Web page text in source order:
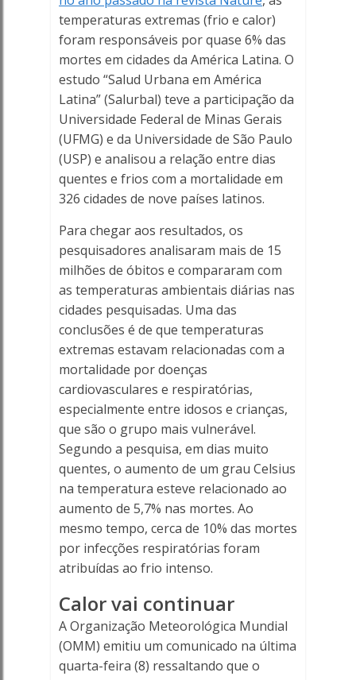
temperaturas extremas (frio e calor)
foram responsáveis por quase 6% das
mortes em cidades da América Latina. O
estudo “Salud Urbana em América
Latina” (Salurbal) teve a participação da
Universidade Federal de Minas Gerais
(UFMG) e da Universidade de São Paulo
(USP) e analisou a relação entre dias
quentes e frios com a mortalidade em
326 cidades de nove países latinos.
Para chegar aos resultados, os
pesquisadores analisaram mais de 15
milhões de óbitos e compararam com
as temperaturas ambientais diárias nas
cidades pesquisadas. Uma das
conclusões é de que temperaturas
extremas estavam relacionadas com a
mortalidade por doenças
cardiovasculares e respiratórias,
especialmente entre idosos e crianças,
que são o grupo mais vulnerável.
Segundo a pesquisa, em dias muito
quentes, o aumento de um grau Celsius
na temperatura esteve relacionado ao
aumento de 5,7% nas mortes. Ao
mesmo tempo, cerca de 10% das mortes
por infecções respiratórias foram
atribuídas ao frio intenso.
Calor vai continuar
A Organização Meteorológica Mundial
(OMM) emitiu um comunicado na última
quarta-feira (8) ressaltando que o